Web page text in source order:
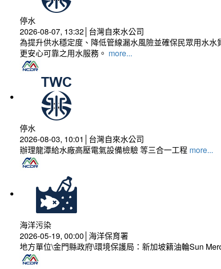
停水
2026-08-07, 13:32│台灣自來水公司
為提升供水穩定度、降低管線漏水風險並確保民眾用水
更安心可靠之用水服務。 more...
停水
2026-08-03, 10:01│台灣自來水公司
辦理龍潭給水廠高壓電氣設備檢驗 等三合一工程 more...
海洋污染
2026-05-19, 00:00│海洋保育署
地方單位\金門縣政府\環境保護局：新加坡籍油輪Sun